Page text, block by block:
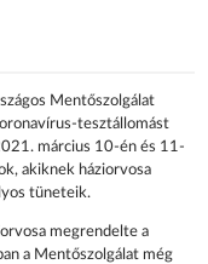
Mentőszolgálat
tesztállomást
március 10-én és 11-
akiknek háziorvosa
tüneteik.
megrendelte a
a Mentőszolgálat még